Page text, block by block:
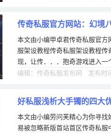
传奇私服官方网站：幻境
本文由小编甲卓君传奇私服官
服架设教程传奇私服架设教程
现，让传．．．抱奇游戏进入
图爽的模样，这都是超越曾经复
编辑：传奇私服发布网 发布时
好私服浅析大手镯的四大
本文由小编劳问芙精心为你寻
易被忽略新版首站首区传奇私